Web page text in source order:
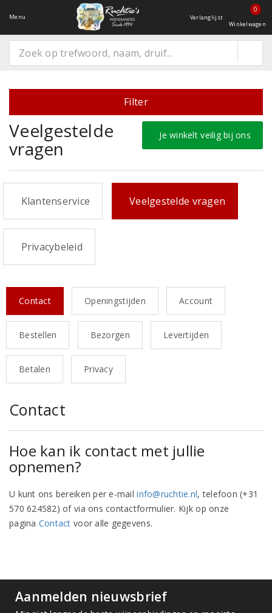
Menu Verlanglijst
0
Winkelwagen
Filter
Je winkelt veilig bij ons
Veelgestelde
vragen
Klantenservice Veelgestelde vragen
Privacybeleid
Contact Openingstijden Account
Bestellen Bezorgen Levertijden
Betalen Privacy
Contact
Hoe kan ik contact met jullie
opnemen?
U kunt ons bereiken per e-mailinfo@ruchtie.nl, telefoon (+31
570 624582) of via ons contactformulier. Kijk op onze
pagina Contact voor alle gegevens.
Aanmelden nieuwsbrief